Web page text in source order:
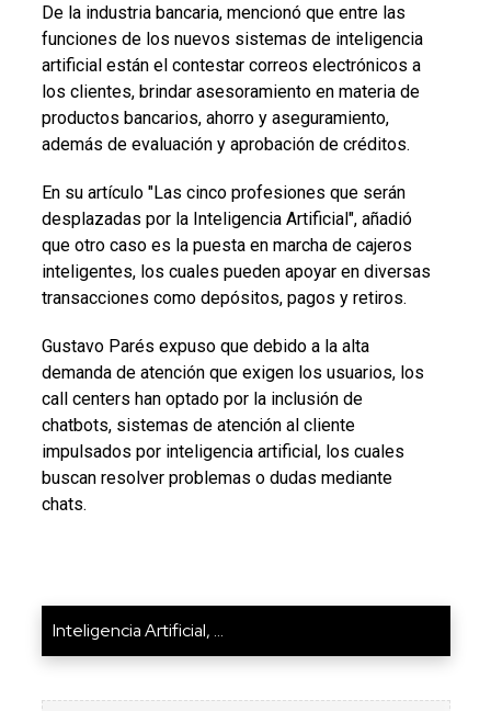
De la industria bancaria, mencionó que entre las
funciones de los nuevos sistemas de inteligencia
artificial están el contestar correos electrónicos a
los clientes, brindar asesoramiento en materia de
productos bancarios, ahorro y aseguramiento,
además de evaluación y aprobación de créditos.
En su artículo "Las cinco profesiones que serán
desplazadas por la Inteligencia Artificial", añadió
que otro caso es la puesta en marcha de cajeros
inteligentes, los cuales pueden apoyar en diversas
transacciones como depósitos, pagos y retiros.
Gustavo Parés expuso que debido a la alta
demanda de atención que exigen los usuarios, los
call centers han optado por la inclusión de
chatbots, sistemas de atención al cliente
impulsados por inteligencia artificial, los cuales
buscan resolver problemas o dudas mediante
chats.
Inteligencia Artificial, ...